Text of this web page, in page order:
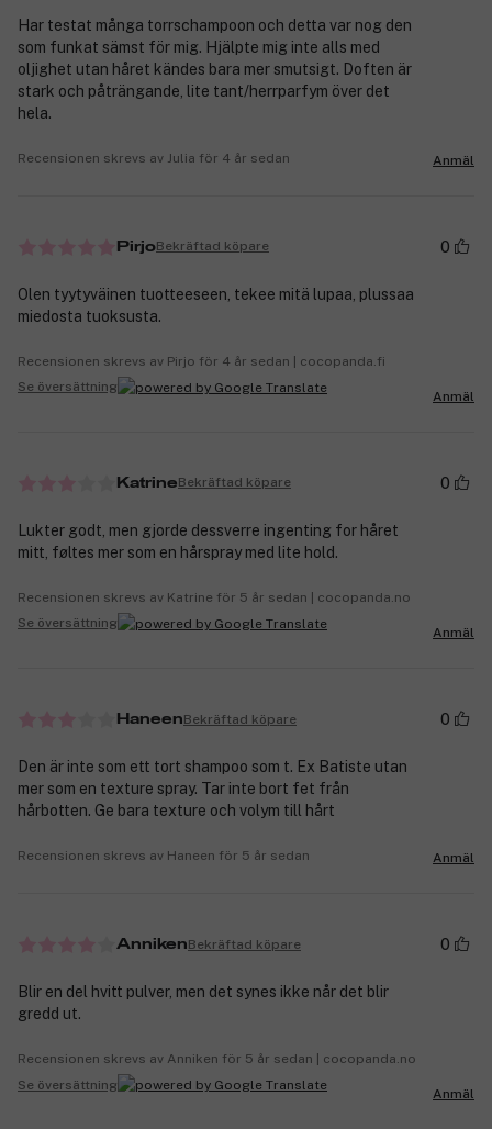
Har testat många torrschampoon och detta var nog den
som funkat sämst för mig. Hjälpte mig inte alls med
oljighet utan håret kändes bara mer smutsigt. Doften är
stark och påträngande, lite tant/herrparfym över det
hela.
Recensionen skrevs av Julia för 4 år sedan Anmäl
PirjoBekräftad köpare 0
Olen tyytyväinen tuotteeseen, tekee mitä lupaa, plussaa
miedosta tuoksusta.
Recensionen skrevs av Pirjo för 4 år sedan | cocopanda.fi
Se översättning
Anmäl
KatrineBekräftad köpare 0
Lukter godt, men gjorde dessverre ingenting for håret
mitt, føltes mer som en hårspray med lite hold.
Recensionen skrevs av Katrine för 5 år sedan | cocopanda.no
Se översättning
Anmäl
HaneenBekräftad köpare 0
Den är inte som ett tort shampoo som t. Ex Batiste utan
mer som en texture spray. Tar inte bort fet från
hårbotten. Ge bara texture och volym till hårt
Recensionen skrevs av Haneen för 5 år sedan Anmäl
AnnikenBekräftad köpare 0
Blir en del hvitt pulver, men det synes ikke når det blir
gredd ut.
Recensionen skrevs av Anniken för 5 år sedan | cocopanda.no
Se översättning
Anmäl